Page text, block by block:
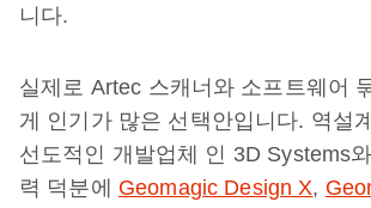
니다.
실제로 Artec 스캐너와 소프트웨어
게 인기가 많은 선택안입니다. 역설
선도적인 개발업체 인 3D Systems
력 덕분에 Geomagic Design X,